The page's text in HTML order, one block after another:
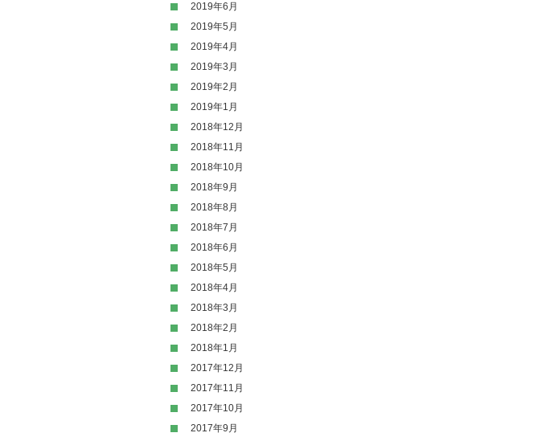
2019年6月
2019年5月
2019年4月
2019年3月
2019年2月
2019年1月
2018年12月
2018年11月
2018年10月
2018年9月
2018年8月
2018年7月
2018年6月
2018年5月
2018年4月
2018年3月
2018年2月
2018年1月
2017年12月
2017年11月
2017年10月
2017年9月